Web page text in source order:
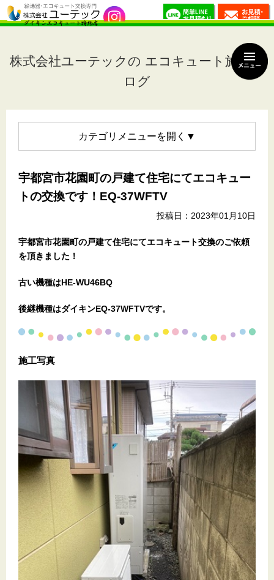
株式会社ユーテックの エコキュート施工ブ
ログ
カテゴリメニュー
宇都宮市花園町の戸建て住宅にてエコキュー
トの交換です！EQ-37WFTV
投稿日：2023年01月10日
宇都宮市花園町の戸建て住宅にてエコキュート交換のご依頼
を頂きました！
古い機種はHE-WU46BQ
後継機種はダイキンEQ-37WFTVです。
施工写真